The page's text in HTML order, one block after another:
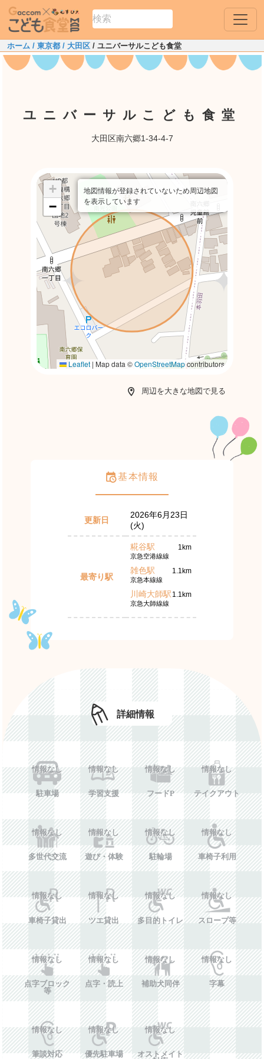
ホーム / 東京都 / 大田区 / ユニバーサルこども食堂
ユニバーサルこども食堂
大田区南六郷1-34-4-7
+
−
Leaflet | Map data ©OpenStreetMapcontributors
地図情報が登録されていないため周辺地図
を表示しています
周辺を大きな地図で見る
基本情報
更新日
2026年6月23日
(火)
最寄り駅
糀谷駅 1km
京急空港線線
雑色駅 1.1km
京急本線線
川崎大師駅 1.1km
京急大師線線
詳細情報
情報なし
駐車場
情報なし
学習支援
情報なし
フードP
情報なし
テイクアウト
情報なし
多世代交流
情報なし
遊び・体験
情報なし
駐輪場
情報なし
車椅子利用
情報なし
車椅子貸出
情報なし
ツエ貸出
情報なし
多目的トイレ
情報なし
スロープ等
情報なし
点字ブロック
等
情報なし
点字・読上
情報なし
補助犬同伴
情報なし
字幕
情報なし
筆談対応
情報なし
優先駐車場
情報なし
オストメイト